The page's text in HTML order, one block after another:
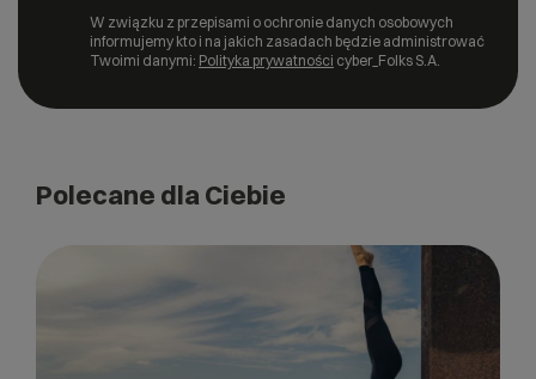
W związku z przepisami o ochronie danych osobowych
informujemy kto i na jakich zasadach będzie administrować
Twoimi danymi: Polityka prywatności cyber_Folks S.A.
Polecane dla Ciebie